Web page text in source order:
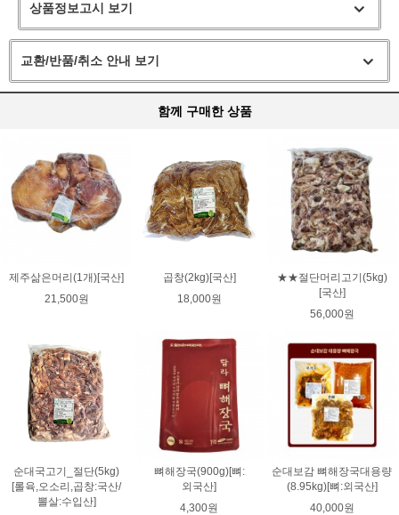
상품정보고시 보기
교환/반품/취소 안내 보기
함께 구매한 상품
제주삶은머리(1개)[국산]
21,500원
곱창(2kg)[국산]
18,000원
★★절단머리고기(5kg)
[국산]
56,000원
순대국고기_절단(5kg)
[롤육,오소리,곱창:국산/
뽈살:수입산]
뼈해장국(900g)[뼈:
외국산]
4,300원
순대보감 뼈해장국대용량
(8.95kg)[뼈:외국산]
40,000원